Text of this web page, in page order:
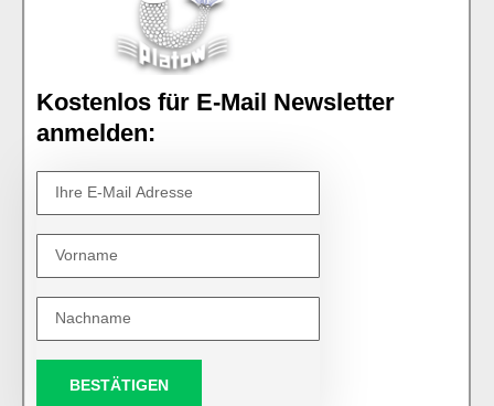
Kostenlos für E-Mail Newsletter
anmelden:
BESTÄTIGEN